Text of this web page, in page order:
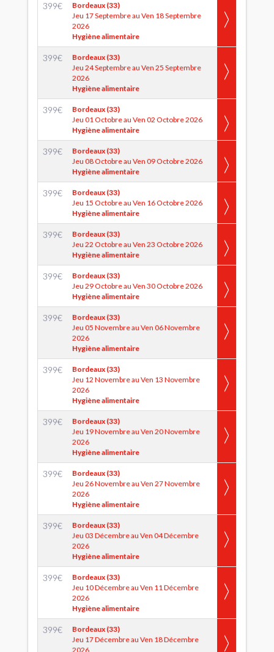
399€
Bordeaux (33)
Jeu 17 Septembre au Ven 18 Septembre
2026
Hygiène alimentaire
399€
Bordeaux (33)
Jeu 24 Septembre au Ven 25 Septembre
2026
Hygiène alimentaire
399€
Bordeaux (33)
Jeu 01 Octobre au Ven 02 Octobre 2026
Hygiène alimentaire
399€
Bordeaux (33)
Jeu 08 Octobre au Ven 09 Octobre 2026
Hygiène alimentaire
399€
Bordeaux (33)
Jeu 15 Octobre au Ven 16 Octobre 2026
Hygiène alimentaire
399€
Bordeaux (33)
Jeu 22 Octobre au Ven 23 Octobre 2026
Hygiène alimentaire
399€
Bordeaux (33)
Jeu 29 Octobre au Ven 30 Octobre 2026
Hygiène alimentaire
399€
Bordeaux (33)
Jeu 05 Novembre au Ven 06 Novembre
2026
Hygiène alimentaire
399€
Bordeaux (33)
Jeu 12 Novembre au Ven 13 Novembre
2026
Hygiène alimentaire
399€
Bordeaux (33)
Jeu 19 Novembre au Ven 20 Novembre
2026
Hygiène alimentaire
399€
Bordeaux (33)
Jeu 26 Novembre au Ven 27 Novembre
2026
Hygiène alimentaire
399€
Bordeaux (33)
Jeu 03 Décembre au Ven 04 Décembre
2026
Hygiène alimentaire
399€
Bordeaux (33)
Jeu 10 Décembre au Ven 11 Décembre
2026
Hygiène alimentaire
399€
Bordeaux (33)
Jeu 17 Décembre au Ven 18 Décembre
2026